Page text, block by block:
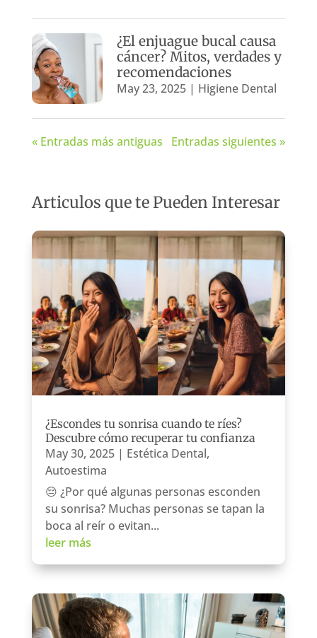
¿El enjuague bucal causa
cáncer? Mitos, verdades y
recomendaciones
May 23, 2025| Higiene Dental
« Entradas más antiguas Entradas siguientes »
Articulos que te Pueden Interesar
¿Escondes tu sonrisa cuando te ríes?
Descubre cómo recuperar tu confianza
May 30, 2025| Estética Dental,
Autoestima
😔 ¿Por qué algunas personas esconden
su sonrisa? Muchas personas se tapan la
boca al reír o evitan...
leer más